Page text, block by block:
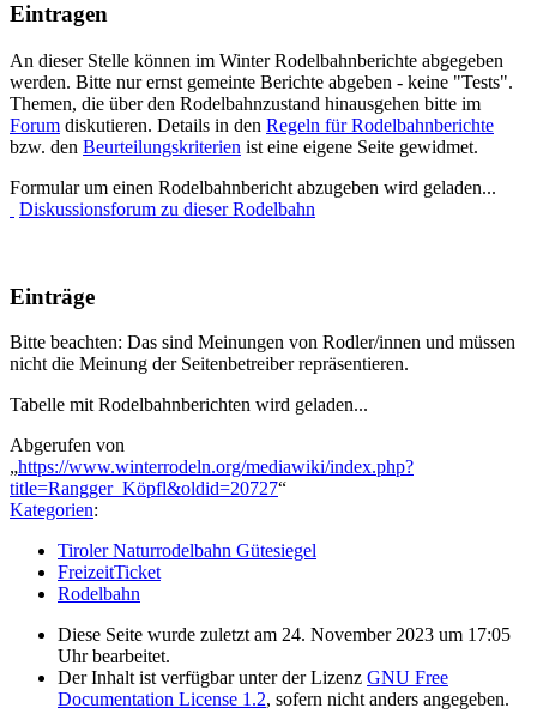
Eintragen
An dieser Stelle können im Winter Rodelbahnberichte abgegeben
werden. Bitte nur ernst gemeinte Berichte abgeben - keine "Tests".
Themen, die über den Rodelbahnzustand hinausgehen bitte im
Forum diskutieren. Details in den Regeln für Rodelbahnberichte
bzw. den Beurteilungskriterien ist eine eigene Seite gewidmet.
Formular um einen Rodelbahnbericht abzugeben wird geladen...
Diskussionsforum zu dieser Rodelbahn
Einträge
Bitte beachten: Das sind Meinungen von Rodler/innen und müssen
nicht die Meinung der Seitenbetreiber repräsentieren.
Tabelle mit Rodelbahnberichten wird geladen...
Abgerufen von
„https://www.winterrodeln.org/mediawiki/index.php?
title=Rangger_Köpfl&oldid=20727“
Kategorien:
Tiroler Naturrodelbahn Gütesiegel
FreizeitTicket
Rodelbahn
Diese Seite wurde zuletzt am 24. November 2023 um 17:05
Uhr bearbeitet.
Der Inhalt ist verfügbar unter der Lizenz GNU Free
Documentation License 1.2, sofern nicht anders angegeben.